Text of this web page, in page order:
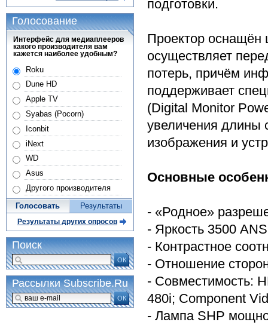
подготовки.
Проектор
осуществляет
потерь, причём
поддерживает
(Digital Monitor
увеличения длины
изображения и
Основные
- «Родное»
- Яркость 3500
- Контрастное
- Отношение
- Совместимость:
480i; Component
- Лампа SHP
Голосование
Интерфейс для медиаплееров
какого производителя вам
кажется наиболее удобным?
Roku
Dune HD
Apple TV
Syabas (Pocorn)
Iconbit
iNext
WD
Asus
Другого производителя
Голосовать Результаты
Результаты других опросов
Поиск
ОК
Рассылки Subscribe.Ru
ОК